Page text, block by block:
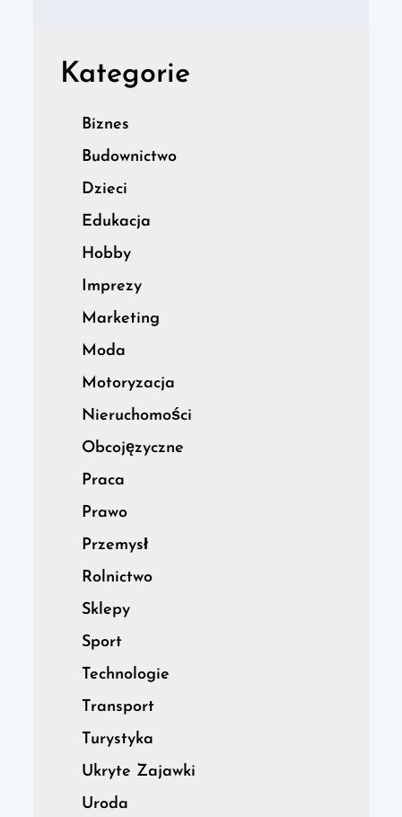
Kategorie
Biznes
Budownictwo
Dzieci
Edukacja
Hobby
Imprezy
Marketing
Moda
Motoryzacja
Nieruchomości
Obcojęzyczne
Praca
Prawo
Przemysł
Rolnictwo
Sklepy
Sport
Technologie
Transport
Turystyka
Ukryte Zajawki
Uroda